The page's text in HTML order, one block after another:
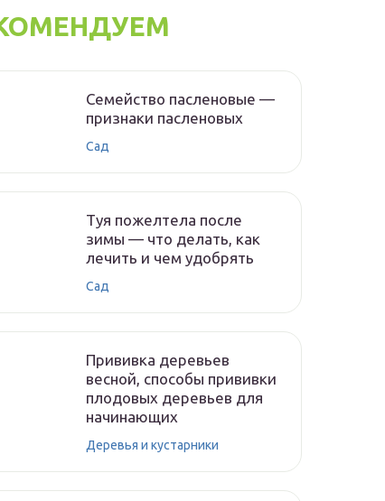
Семейство пасленовые —
признаки пасленовых
Сад
Туя пожелтела после
зимы — что делать, как
лечить и чем удобрять
Сад
Прививка деревьев
весной, способы прививки
плодовых деревьев для
начинающих
Деревья и кустарники